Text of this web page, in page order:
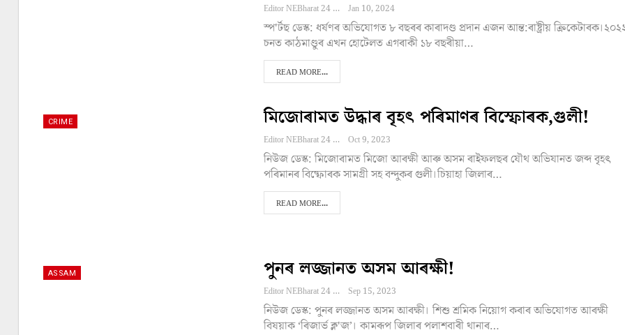
Editor NEBharat 24 Jan 10, 2024
স্প'ৰ্টছ ডেস্ক: ধৰ্ষণৰ অভিযোগত ৮ বছৰৰ কাৰাদণ্ড প্ৰদান এজন আন্ত:ৰাষ্ট্ৰীয়
চনত কাঠমাণ্ডুৰ এখন হোটেলত এগৰাকী ১৮ বছৰীয়া…
READ MORE...
CRIME মিজোৰামত উদ্ধাৰ বৃহৎ পৰিমাণৰ বিস্ফোৰক,গুলী!
Editor NEBharat 24 Oct 9, 2023
নিউজ ডেস্ক: মিজোৰামত মিজো আৰক্ষী আৰু অসম ৰাইফলছৰ যৌথ অভিযানত জব্দ বৃহৎ
পৰিমানৰ বিষ্ফোৰক সামগ্ৰী সহ বন্দুকৰ গুলী।চিয়াহা জিলাৰ…
READ MORE...
ASSAM পুনৰ লজ্জানত অসম আৰক্ষী!
Editor NEBharat 24 Sep 15, 2023
নিউজ ডেস্ক: পুনৰ লজ্জানত অসম আৰক্ষী। শিশু শ্ৰমিক নিয়োগ কৰাৰ অভিযোগত আৰক্ষী
বিষয়াক ‘ৰিজাৰ্ভ ক্ল'জ’। কামৰূপ জিলাৰ পলাশবাৰী থানাৰ…